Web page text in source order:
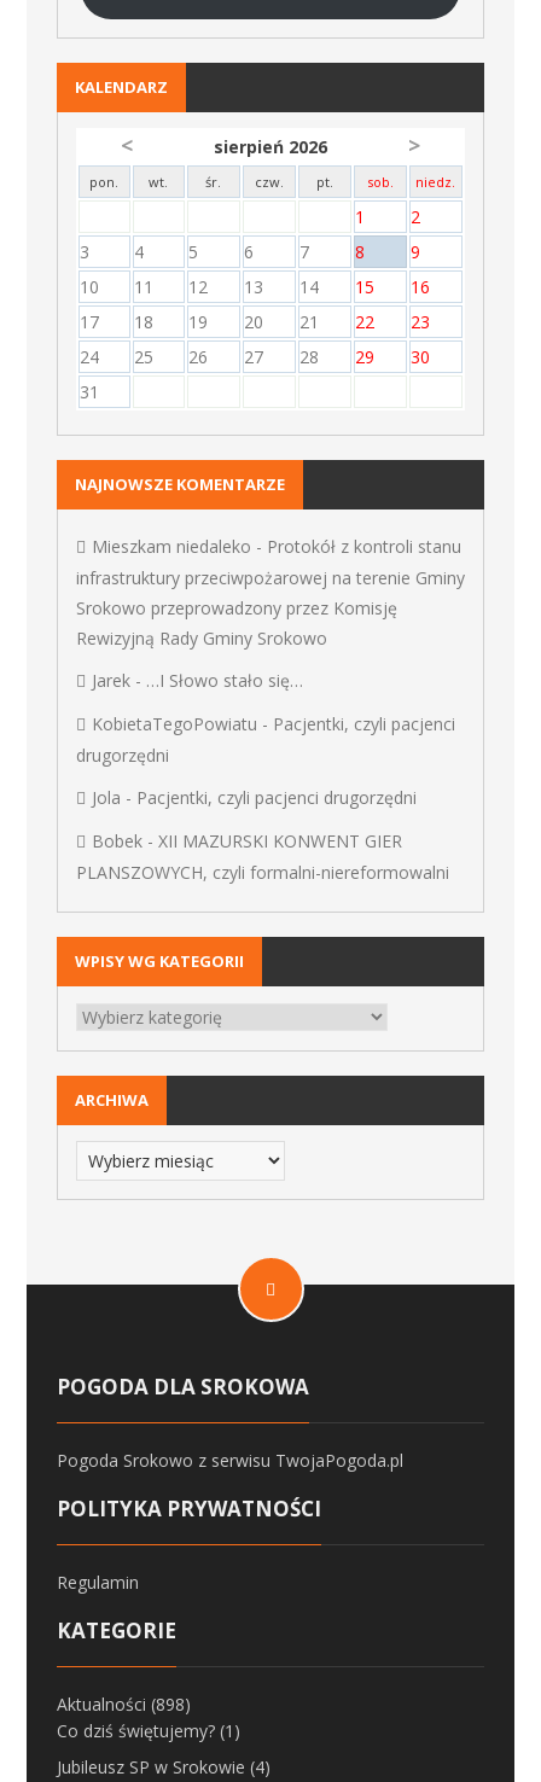
KALENDARZ
< sierpień 2026 >
pon. wt. śr. czw. pt. sob. niedz.
1
2
3
4 5 6 7 8
9
10
11 12 13 14 15
16
17
18 19 20 21 22
23
24
25 26 27 28 29
30
31
NAJNOWSZE KOMENTARZE
Mieszkam niedaleko - Protokół z kontroli stanu
infrastruktury przeciwpożarowej na terenie Gminy
Srokowo przeprowadzony przez Komisję
Rewizyjną Rady Gminy Srokowo
Jarek- …I Słowo stało się…
KobietaTegoPowiatu - Pacjentki, czyli pacjenci
drugorzędni
Jola - Pacjentki, czyli pacjenci drugorzędni
Bobek- XII MAZURSKI KONWENT GIER
PLANSZOWYCH, czyli formalni-niereformowalni
WPISY WG KATEGORII
ARCHIWA
POGODA DLA SROKOWA
Pogoda Srokowo z serwisu TwojaPogoda.pl
POLITYKA PRYWATNOŚCI
Regulamin
KATEGORIE
Aktualności (898)
Co dziś świętujemy?(1)
Jubileusz SP w Srokowie (4)